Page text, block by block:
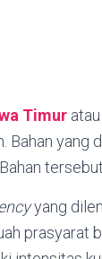
Timur
yang
yang
prasyarat